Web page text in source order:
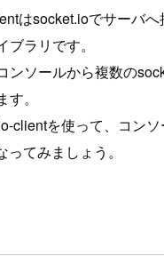
はsocket.ioでサーバ
ラリです。
ンソールから複数の
。
clientを使って、コンソ
てみましょう。